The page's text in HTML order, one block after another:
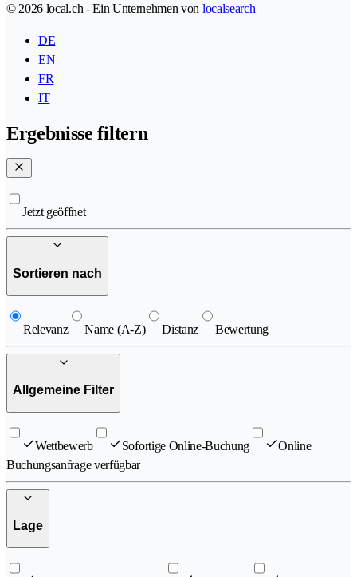
© 2026 local.ch - Ein Unternehmen von localsearch
DE
EN
FR
IT
Ergebnisse filtern
Jetzt geöffnet
Sortieren nach
Relevanz Name (A-Z) Distanz Bewertung
Allgemeine Filter
Wettbewerb Sofortige Online-Buchung
Online
Buchungsanfrage verfügbar
Lage